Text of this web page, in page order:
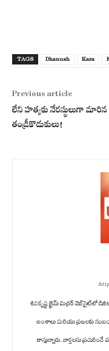
TAGS Dhanush Kara
Previous article
లేని హత్యకు నేరస్థులుగా మారిన
తండ్రీకొడుకులు!
శివకృష్ణ క్రైమ్ మిర్రర్ వెబ్‌సైట్‌లో
అంశాలు మరియు ప్రజలకు
రాస్తున్నారు. వార్తలను